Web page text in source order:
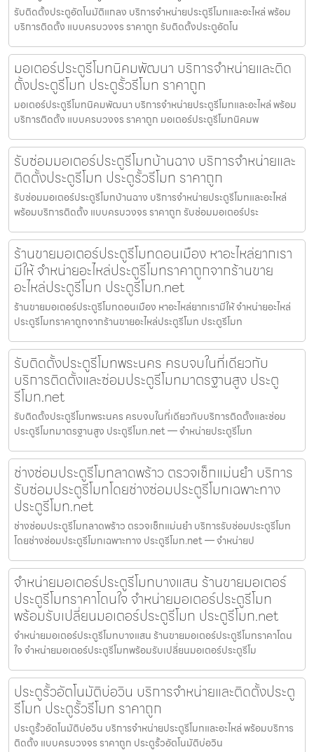
รับติดตั้งประตูอัตโนมัติแกลง บริการจำหน่ายประตูรีโมทและอะไหล่ พร้อม
บริการติดตั้ง แบบครบวงจร ราคาถูก รับติดตั้งประตูอัตโน
มอเตอร์ประตูรีโมทนิคมพัฒนา บริการจำหน่ายและติด
ตั้งประตูรีโมท ประตูรั้วรีโมท ราคาถูก
มอเตอร์ประตูรีโมทนิคมพัฒนา บริการจำหน่ายประตูรีโมทและอะไหล่ พร้อม
บริการติดตั้ง แบบครบวงจร ราคาถูก มอเตอร์ประตูรีโมทนิคมพ
รับซ่อมมอเตอร์ประตูรีโมทบ้านฉาง บริการจำหน่ายและ
ติดตั้งประตูรีโมท ประตูรั้วรีโมท ราคาถูก
รับซ่อมมอเตอร์ประตูรีโมทบ้านฉาง บริการจำหน่ายประตูรีโมทและอะไหล่
พร้อมบริการติดตั้ง แบบครบวงจร ราคาถูก รับซ่อมมอเตอร์ประ
ร้านขายมอเตอร์ประตูรีโมทดอนเมือง หาอะไหล่ยากเรา
มีให้ จำหน่ายอะไหล่ประตูรีโมทราคาถูกจากร้านขาย
อะไหล่ประตูรีโมท ประตูรีโมท.net
ร้านขายมอเตอร์ประตูรีโมทดอนเมือง หาอะไหล่ยากเรามีให้ จำหน่ายอะไหล่
ประตูรีโมทราคาถูกจากร้านขายอะไหล่ประตูรีโมท ประตูรีโมท
รับติดตั้งประตูรีโมทพระนคร ครบจบในที่เดียวกับ
บริการติดตั้งและซ่อมประตูรีโมทมาตรฐานสูง ประตู
รีโมท.net
รับติดตั้งประตูรีโมทพระนคร ครบจบในที่เดียวกับบริการติดตั้งและซ่อม
ประตูรีโมทมาตรฐานสูง ประตูรีโมท.net — จำหน่ายประตูรีโมท
ช่างซ่อมประตูรีโมทลาดพร้าว ตรวจเช็กแม่นยำ บริการ
รับซ่อมประตูรีโมทโดยช่างซ่อมประตูรีโมทเฉพาะทาง
ประตูรีโมท.net
ช่างซ่อมประตูรีโมทลาดพร้าว ตรวจเช็กแม่นยำ บริการรับซ่อมประตูรีโมท
โดยช่างซ่อมประตูรีโมทเฉพาะทาง ประตูรีโมท.net — จำหน่ายป
จำหน่ายมอเตอร์ประตูรีโมทบางแสน ร้านขายมอเตอร์
ประตูรีโมทราคาโดนใจ จำหน่ายมอเตอร์ประตูรีโมท
พร้อมรับเปลี่ยนมอเตอร์ประตูรีโมท ประตูรีโมท.net
จำหน่ายมอเตอร์ประตูรีโมทบางแสน ร้านขายมอเตอร์ประตูรีโมทราคาโดน
ใจ จำหน่ายมอเตอร์ประตูรีโมทพร้อมรับเปลี่ยนมอเตอร์ประตูรีโม
ประตูรั้วอัตโนมัติบ่อวิน บริการจำหน่ายและติดตั้งประตู
รีโมท ประตูรั้วรีโมท ราคาถูก
ประตูรั้วอัตโนมัติบ่อวิน บริการจำหน่ายประตูรีโมทและอะไหล่ พร้อมบริการ
ติดตั้ง แบบครบวงจร ราคาถูก ประตูรั้วอัตโนมัติบ่อวิน